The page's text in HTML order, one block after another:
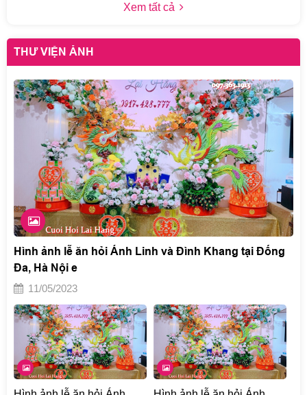
Xem tất cả
THƯ VIỆN ẢNH
Hình ảnh lễ ăn hỏi Ánh Linh và Đình Khang tại Đống
Đa, Hà Nội e
11/05/2023